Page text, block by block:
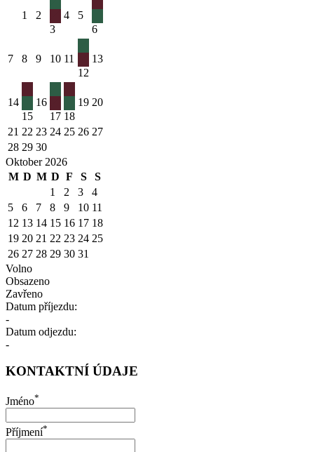
1
2
3
4
5
6
7 8 9 10 11
12
13
14
15
16
17 18
19 20
21 22 23 24 25 26 27
28 29 30
Oktober 2026
M D M D F S
S
1
2 3
4
5
6 7 8 9 10 11
12 13 14 15 16 17 18
19 20 21 22 23 24 25
26 27 28 29 30 31
Volno
Obsazeno
Zavřeno
Datum příjezdu:
-
Datum odjezdu:
-
KONTAKTNÍ ÚDAJE
Jméno*
Příjmení*